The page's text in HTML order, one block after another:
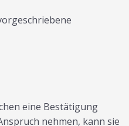
eine Bestätigung
nehmen, kann sie